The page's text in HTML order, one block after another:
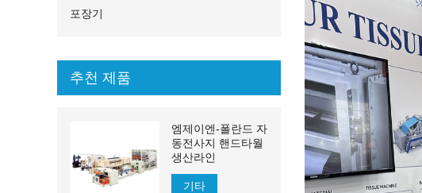
포장기
추천 제품
엠제이엔-폴란드 자
동전사지 핸드타월
생산라인
기타